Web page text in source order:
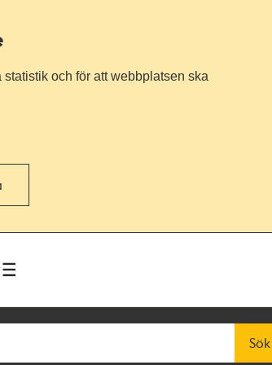
och för att webbplatsen ska
Sök